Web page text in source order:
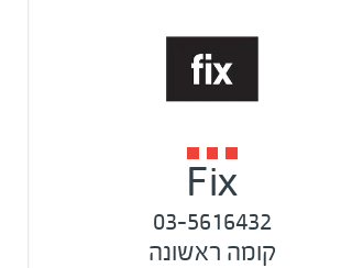
Fix
03-5616432
קומה ראשונה